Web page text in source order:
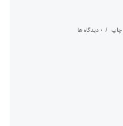
چاپ ۰ دیدگاه ها